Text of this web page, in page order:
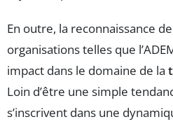
En outre, la reconnaissance
organisations telles que
impact dans le domaine de la
Loin d’être une simple
s’inscrivent dans une